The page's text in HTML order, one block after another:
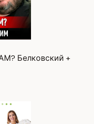
Белковский +